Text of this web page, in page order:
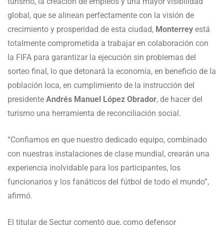
global, que se alinean perfectamente con la visión de
crecimiento y prosperidad de esta ciudad, Monterrey está
totalmente comprometida a trabajar en colaboración con
la FIFA para garantizar la ejecución sin problemas del
sorteo final, lo que detonará la economía, en beneficio de la
población loca, en cumplimiento de la instrucción del
presidente Andrés Manuel López Obrador, de hacer del
turismo una herramienta de reconciliación social.
“Confiamos en que nuestro dedicado equipo, combinado
con nuestras instalaciones de clase mundial, crearán una
experiencia inolvidable para los participantes, los
funcionarios y los fanáticos del fútbol de todo el mundo”,
afirmó.
El titular de Sectur comentó que, como defensor